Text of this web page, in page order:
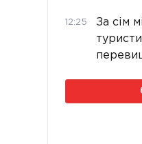
12:25
За сім